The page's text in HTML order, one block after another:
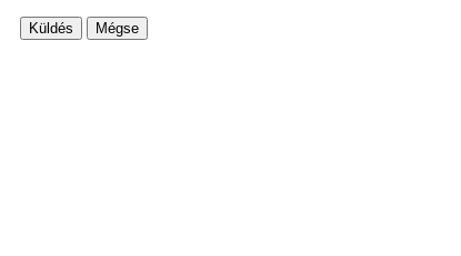
Küldés Mégse